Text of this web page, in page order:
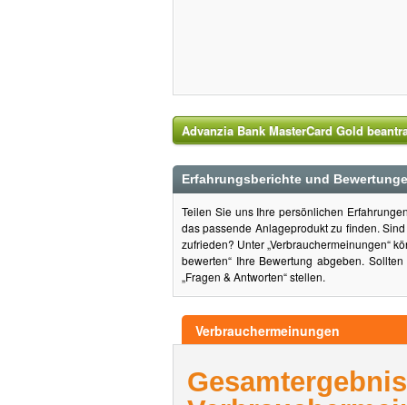
Advanzia Bank MasterCard Gold
Erfahrungsberichte und
Teilen Sie uns Ihre persönlichen
das passende Anlageprodukt zu finden.
zufrieden? Unter „Verbrauchermeinungen“
bewerten“ Ihre Bewertung abgeben.
„Fragen & Antworten“ stellen.
Verbrauchermeinungen